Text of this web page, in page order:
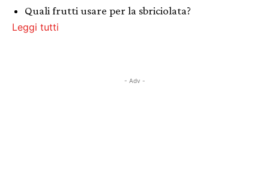
Quali frutti usare per la sbriciolata?
Leggi tutti
- Adv -